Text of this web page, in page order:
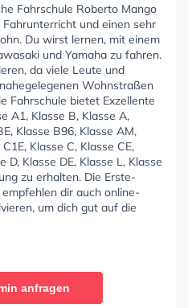
Fahrschule Roberto Mango
und einen sehr
Du wirst lernen, mit einem
und Yamaha zu fahren.
da viele Leute und
Wohnstraßen
Fahrschule bietet Exzellente
A1, Klasse B, Klasse A,
Klasse B96, Klasse AM,
Klasse C, Klasse CE,
D, Klasse DE, Klasse L, Klasse
zu erhalten. Die Erste-
dir auch online-
um dich gut auf die
anfragen